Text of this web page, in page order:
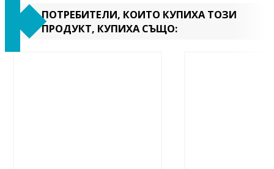
ПОТРЕБИТЕЛИ, КОИТО КУПИХА ТОЗИ
ПРОДУКТ, КУПИХА СЪЩО: